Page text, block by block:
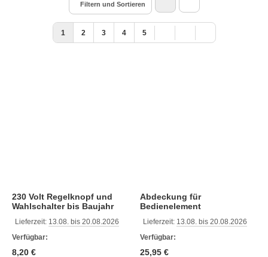
Filtern und Sortieren
1 2 3 4 5
230 Volt Regelknopf und
Wahlschalter bis Baujahr
Lieferzeit: 13.08. bis 20.08.2026
Verfügbar:
8,20 €
Abdeckung für
Bedienelement
Lieferzeit: 13.08. bis 20.08.2026
Verfügbar:
25,95 €